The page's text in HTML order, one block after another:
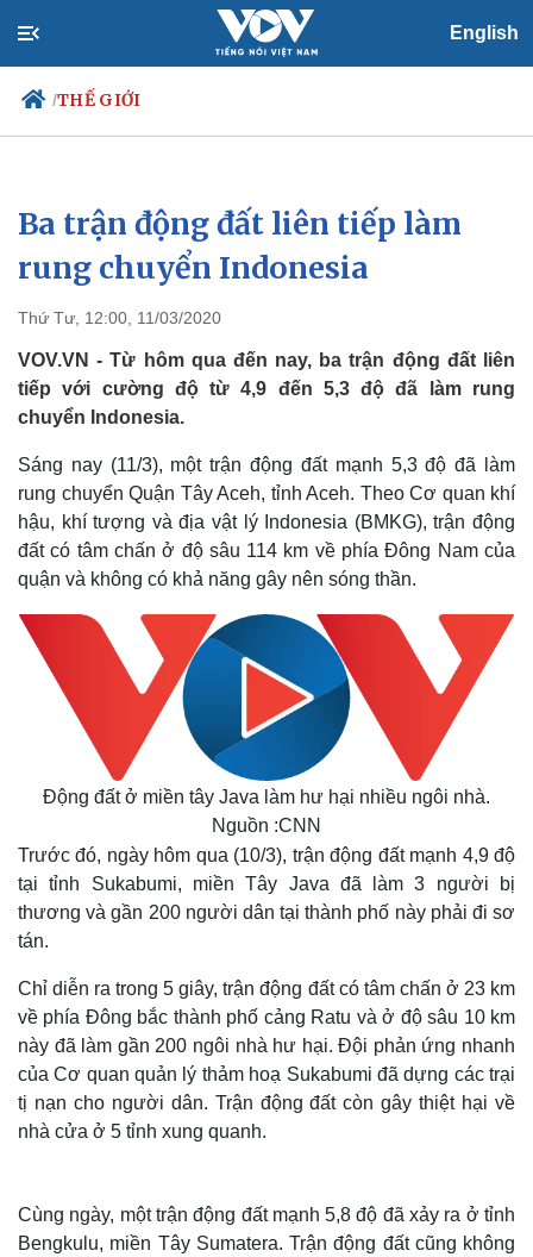
English
/THẾ GIỚI
Chính trị
Tổ chức nhân sự
Nhận diện sự thật
Xã hội
Tin 24h
Dự báo thời tiết
Việc làm
Biển đảo
Ba trận động đất liên tiếp làm
rung chuyển Indonesia
Thứ Tư, 12:00, 11/03/2020
VOV.VN - Từ hôm qua đến nay, ba trận động đất liên
tiếp với cường độ từ 4,9 đến 5,3 độ đã làm rung
chuyển Indonesia.
Sáng nay (11/3), một trận động đất mạnh 5,3 độ đã làm
rung chuyển Quận Tây Aceh, tỉnh Aceh. Theo Cơ quan khí
hậu, khí tượng và địa vật lý Indonesia (BMKG), trận động
đất có tâm chấn ở độ sâu 114 km về phía Đông Nam của
quận và không có khả năng gây nên sóng thần.
Động đất ở miền tây Java làm hư hại nhiều ngôi nhà.
Nguồn :CNN
Trước đó, ngày hôm qua (10/3), trận động đất mạnh 4,9 độ
tại tỉnh Sukabumi, miền Tây Java đã làm 3 người bị
thương và gần 200 người dân tại thành phố này phải đi sơ
tán.
Chỉ diễn ra trong 5 giây, trận động đất có tâm chấn ở 23 km
về phía Đông bắc thành phố cảng Ratu và ở độ sâu 10 km
này đã làm gần 200 ngôi nhà hư hại. Đội phản ứng nhanh
của Cơ quan quản lý thảm hoạ Sukabumi đã dựng các trại
tị nạn cho người dân. Trận động đất còn gây thiệt hại về
nhà cửa ở 5 tỉnh xung quanh.
Cùng ngày, một trận động đất mạnh 5,8 độ đã xảy ra ở tỉnh
Bengkulu, miền Tây Sumatera. Trận động đất cũng không